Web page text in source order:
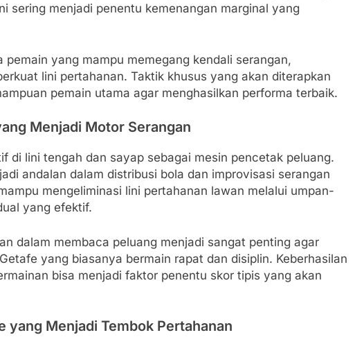
sering menjadi penentu kemenangan marginal yang
pemain yang mampu memegang kendali serangan,
lini pertahanan. Taktik khusus yang akan diterapkan
pemain utama agar menghasilkan performa terbaik.
Menjadi Motor Serangan
di lini tengah dan sayap sebagai mesin pencetak peluang.
andalan dalam distribusi bola dan improvisasi serangan
mengeliminasi lini pertahanan lawan melalui umpan-
yang efektif.
dalam membaca peluang menjadi sangat penting agar
yang biasanya bermain rapat dan disiplin. Keberhasilan
bisa menjadi faktor penentu skor tipis yang akan
yang Menjadi Tembok Pertahanan